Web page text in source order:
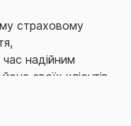
страховому
надійним
своїх клієнтів,